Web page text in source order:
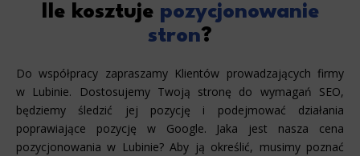
Ile kosztuje pozycjonowanie
stron?
Do współpracy zapraszamy Klientów prowadzających firmy
w Lubinie. Dostosujemy Twoją stronę do wymagań SEO,
będziemy śledzić jej pozycję i podejmować działania
poprawiające pozycję w Google. Jaka jest nasza cena
pozycjonowania w Lubinie? Aby ją określić, musimy poznać